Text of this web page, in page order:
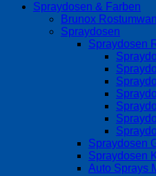
Spraydosen & Farben
Brunox
Spraydosen
Spraydosen
Spraydosen
Spraydosen
Auto Sprays